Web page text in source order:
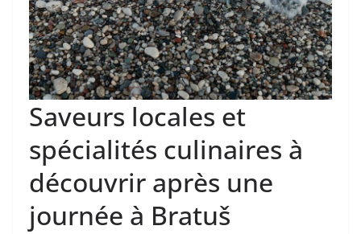
Saveurs locales et
spécialités culinaires à
découvrir après une
journée à Bratuš